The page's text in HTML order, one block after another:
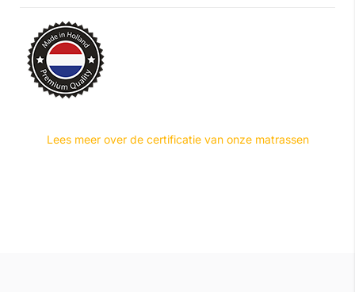
Lees meer over de certificatie van onze matrassen